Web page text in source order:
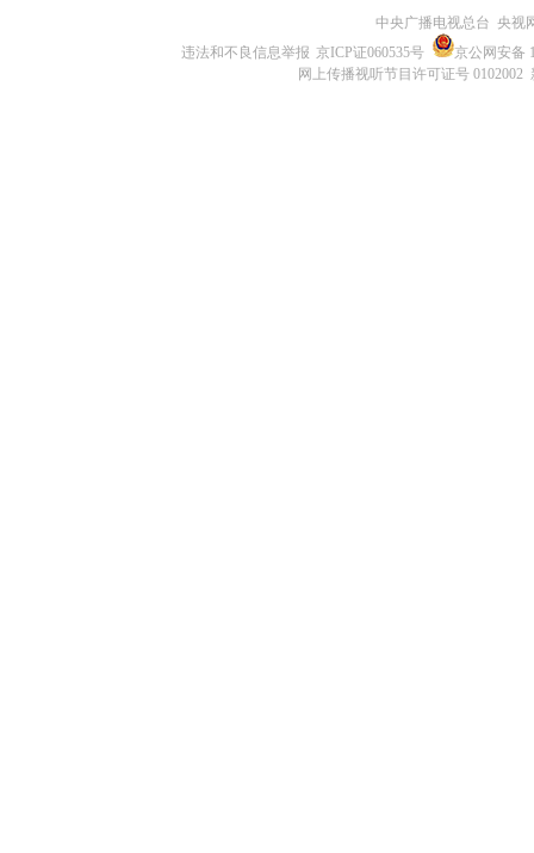
中央广播电视总台 央视
违法和不良信息举报 京ICP证060535号
京公网安备
网上传播视听节目许可证号 0102002